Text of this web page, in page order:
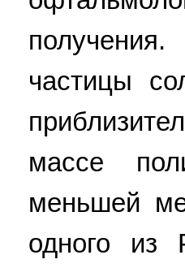
частицы
массе
меньшей
одного из